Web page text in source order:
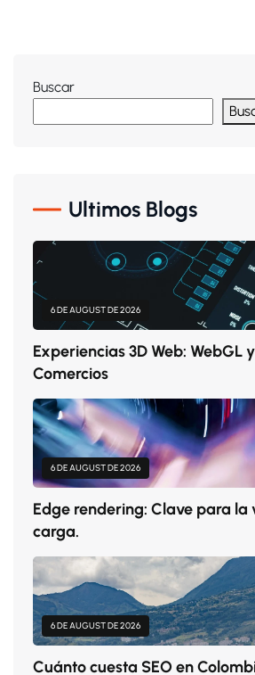
Buscar
Ultimos Blogs
6 DE AUGUST DE 2026
Experiencias 3D Web: WebGL
Comercios
6 DE AUGUST DE 2026
Edge rendering: Clave para la
carga.
6 DE AUGUST DE 2026
Cuánto cuesta SEO en